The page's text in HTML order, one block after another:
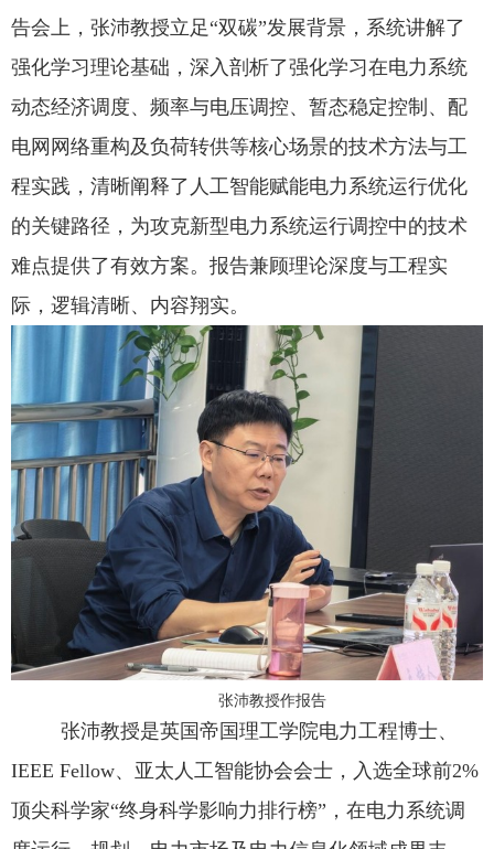
告会上，张沛教授立足“双碳”发展背景，系统讲解了
强化学习理论基础，深入剖析了强化学习在电力系统
动态经济调度、频率与电压调控、暂态稳定控制、配
电网网络重构及负荷转供等核心场景的技术方法与工
程实践，清晰阐释了人工智能赋能电力系统运行优化
的关键路径，为攻克新型电力系统运行调控中的技术
难点提供了有效方案。报告兼顾理论深度与工程实
际，逻辑清晰、内容翔实。
张沛教授作报告
张沛教授是英国帝国理工学院电力工程博士、
IEEE Fellow、亚太人工智能协会会士，入选全球前2%
顶尖科学家“终身科学影响力排行榜”，在电力系统调